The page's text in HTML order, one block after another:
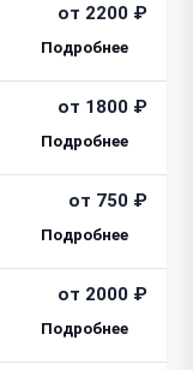
от 2200 ₽
от 1800 ₽
от 750 ₽
от 2000 ₽